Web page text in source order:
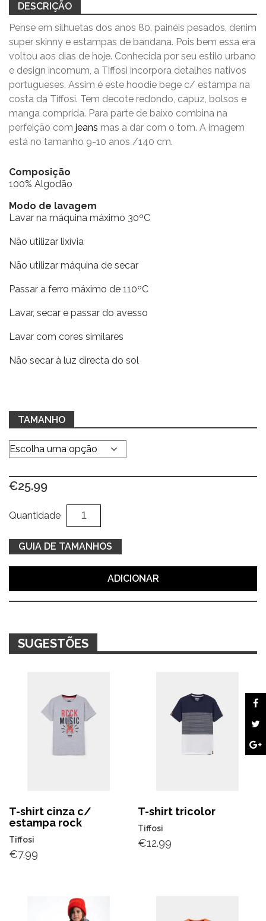
DESCRIÇÃO
Pense em silhuetas dos anos 80, painéis pesados, denim
super skinny e estampas de bandana. Pois bem essa era
voltou aos dias de hoje. Conhecida por seu estilo urbano
e design incomum, a Tiffosi incorpora detalhes nativos
portugueses. Assim é este hoodie bege c/ estampa na
costa da Tiffosi. Tem decote redondo, capuz, bolsos e
manga comprida. Para parte de baixo combina na
perfeição com jeans mas a dar com o tom. A imagem
está no tamanho 9-10 anos /140 cm.
Composição
100% Algodão
Modo de lavagem
Lavar na máquina máximo 30ºC
Não utilizar lixívia
Não utilizar máquina de secar
Passar a ferro máximo de 110ºC
Lavar, secar e passar do avesso
Lavar com cores similares
Não secar à luz directa do sol
TAMANHO
€25.99
Quantidade
Quantidade
de
Hoodie
bege
c/
GUIA DE TAMANHOS
ADICIONAR
SUGESTÕES
T-shirt cinza c/
estampa rock
Tiffosi
€7.99
T-shirt tricolor
Tiffosi
€12.99